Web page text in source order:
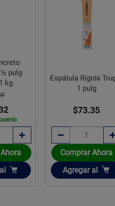
pulg
kg
al
Espátula Rígida
1 pulg
$73.35
Comprar Ahora
Añadir
Agregar al